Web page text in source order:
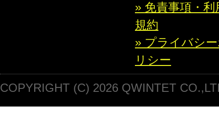
» 免責事項・利
規約
» プライバシ
リシー
COPYRIGHT (C) 2026 QWINTET